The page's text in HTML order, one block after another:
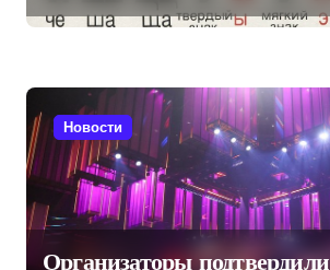
п
с
я
м
Новости
Организаторы подтвердили